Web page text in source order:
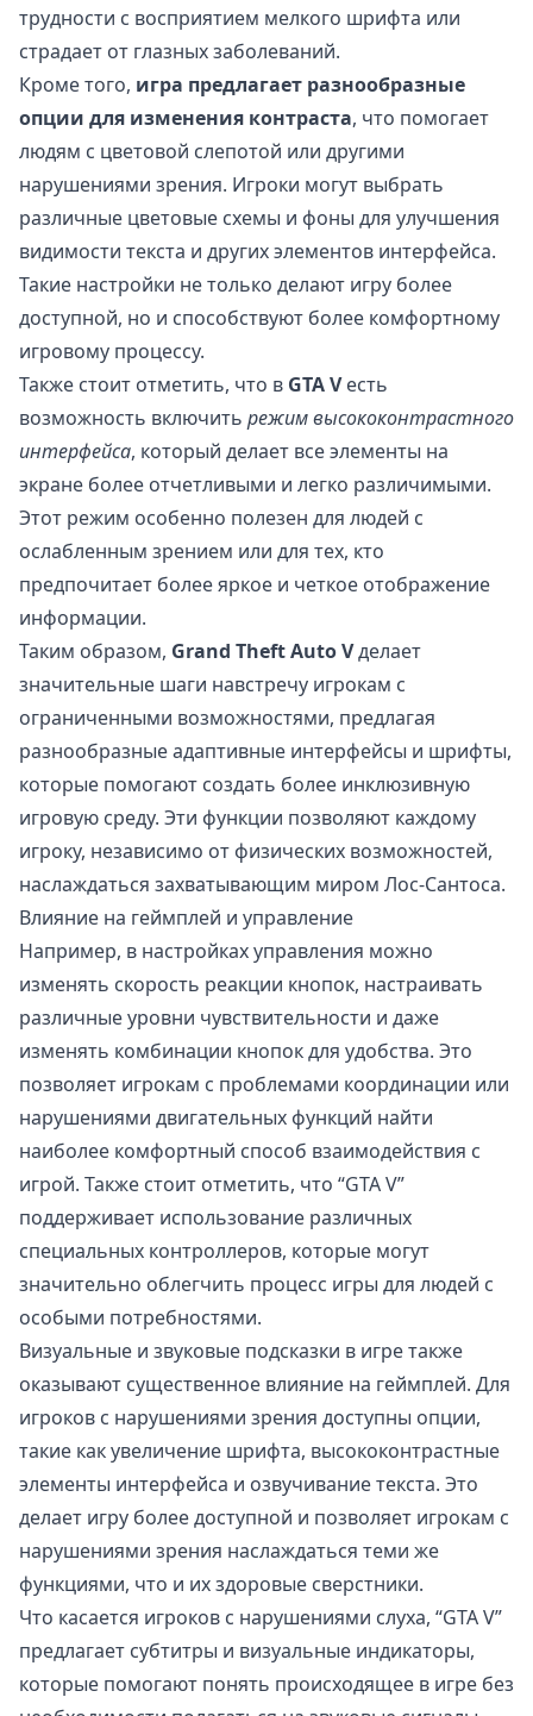
трудности с восприятием мелкого шрифта или
страдает от глазных заболеваний.
Кроме того, игра предлагает разнообразные
опции для изменения контраста, что помогает
людям с цветовой слепотой или другими
нарушениями зрения. Игроки могут выбрать
различные цветовые схемы и фоны для улучшения
видимости текста и других элементов интерфейса.
Такие настройки не только делают игру более
доступной, но и способствуют более комфортному
игровому процессу.
Также стоит отметить, что в GTA Vесть
возможность включить режим высококонтрастного
интерфейса, который делает все элементы на
экране более отчетливыми и легко различимыми.
Этот режим особенно полезен для людей с
ослабленным зрением или для тех, кто
предпочитает более яркое и четкое отображение
информации.
Таким образом, Grand Theft Auto Vделает
значительные шаги навстречу игрокам с
ограниченными возможностями, предлагая
разнообразные адаптивные интерфейсы и шрифты,
которые помогают создать более инклюзивную
игровую среду. Эти функции позволяют каждому
игроку, независимо от физических возможностей,
наслаждаться захватывающим миром Лос-Сантоса.
Влияние на геймплей и управление
Например, в настройках управления можно
изменять скорость реакции кнопок, настраивать
различные уровни чувствительности и даже
изменять комбинации кнопок для удобства. Это
позволяет игрокам с проблемами координации или
нарушениями двигательных функций найти
наиболее комфортный способ взаимодействия с
игрой. Также стоит отметить, что “GTA V”
поддерживает использование различных
специальных контроллеров, которые могут
значительно облегчить процесс игры для людей с
особыми потребностями.
Визуальные и звуковые подсказки в игре также
оказывают существенное влияние на геймплей. Для
игроков с нарушениями зрения доступны опции,
такие как увеличение шрифта, высококонтрастные
элементы интерфейса и озвучивание текста. Это
делает игру более доступной и позволяет игрокам с
нарушениями зрения наслаждаться теми же
функциями, что и их здоровые сверстники.
Что касается игроков с нарушениями слуха, “GTA V”
предлагает субтитры и визуальные индикаторы,
которые помогают понять происходящее в игре без